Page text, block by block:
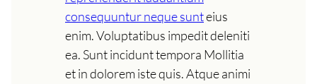
consequuntur neque sunteius
enim. Voluptatibus impedit deleniti
ea. Sunt incidunt tempora Mollitia
et in dolorem iste quis. Atque animi